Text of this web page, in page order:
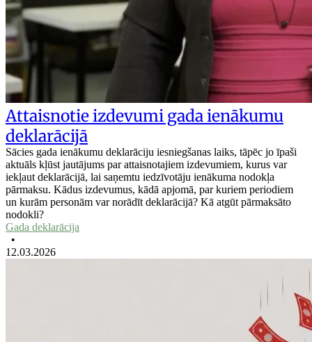
Attaisnotie izdevumi gada ienākumu
deklarācijā
Sācies gada ienākumu deklarāciju iesniegšanas laiks, tāpēc jo īpaši
aktuāls kļūst jautājums par attaisnotajiem izdevumiem, kurus var
iekļaut deklarācijā, lai saņemtu iedzīvotāju ienākuma nodokļa
pārmaksu. Kādus izdevumus, kādā apjomā, par kuriem periodiem
un kurām personām var norādīt deklarācijā? Kā atgūt pārmaksāto
nodokli?
Gada deklarācija
•
12.03.2026